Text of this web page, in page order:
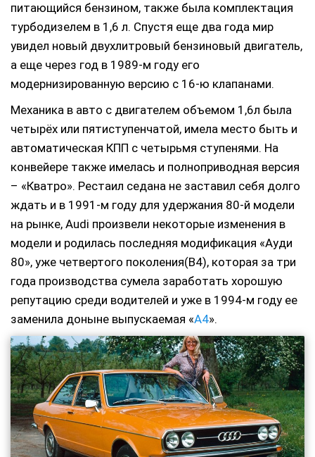
питающийся бензином, также была комплектация
турбодизелем в 1,6 л. Спустя еще два года мир
увидел новый двухлитровый бензиновый двигатель,
а еще через год в 1989-м году его
модернизированную версию с 16-ю клапанами.
Механика в авто с двигателем объемом 1,6л была
четырёх или пятиступенчатой, имела место быть и
автоматическая КПП с четырьмя ступенями. На
конвейере также имелась и полноприводная версия
– «Кватро». Рестаил седана не заставил себя долго
ждать и в 1991-м году для удержания 80-й модели
на рынке, Audi произвели некоторые изменения в
модели и родилась последняя модификация «Ауди
80», уже четвертого поколения(В4), которая за три
года производства сумела заработать хорошую
репутацию среди водителей и уже в 1994-м году ее
заменила доныне выпускаемая «А4».